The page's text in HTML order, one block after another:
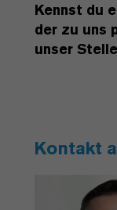
Kennst du
der zu uns
unser
Kontakt